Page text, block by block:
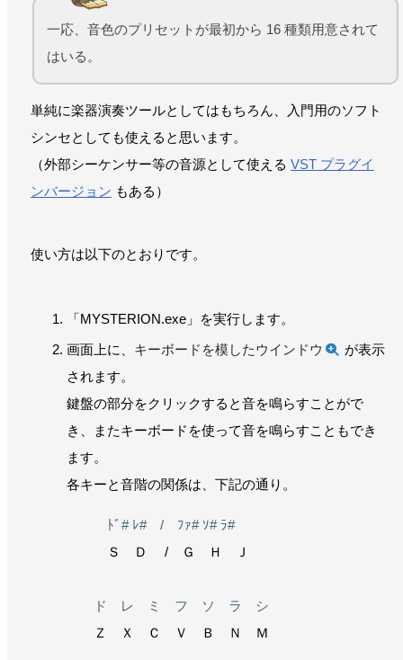
一応、音色のプリセットが最初から 16 種類用意されて
はいる。
単純に楽器演奏ツールとしてはもちろん、入門用のソフト
シンセとしても使えると思います。
（外部シーケンサー等の音源として使える VST プラグイ
ンバージョン もある）
使い方は以下のとおりです。
「MYSTERION.exe」を実行します。
画面上に、 キーボードを模したウインドウ
が表示
されます。
鍵盤の部分をクリックすると音を鳴らすことがで
き、またキーボードを使って音を鳴らすこともでき
ます。
各キーと音階の関係は、下記の通り。
ﾄﾞ# ﾚ# / ﾌｧ# ｿ# ﾗ#
Ｓ Ｄ / Ｇ Ｈ Ｊ
ド レ ミ フ ソ ラ シ
Ｚ Ｘ Ｃ Ｖ Ｂ Ｎ Ｍ